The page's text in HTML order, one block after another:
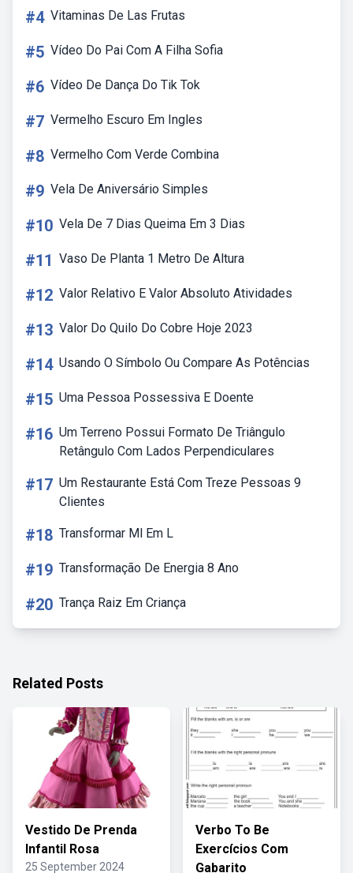
#4 Vitaminas De Las Frutas
#5 Vídeo Do Pai Com A Filha Sofia
#6 Vídeo De Dança Do Tik Tok
#7 Vermelho Escuro Em Ingles
#8 Vermelho Com Verde Combina
#9 Vela De Aniversário Simples
#10 Vela De 7 Dias Queima Em 3 Dias
#11 Vaso De Planta 1 Metro De Altura
#12 Valor Relativo E Valor Absoluto Atividades
#13 Valor Do Quilo Do Cobre Hoje 2023
#14 Usando O Símbolo Ou Compare As Potências
#15 Uma Pessoa Possessiva E Doente
#16 Um Terreno Possui Formato De Triângulo
Retângulo Com Lados Perpendiculares
#17 Um Restaurante Está Com Treze Pessoas 9
Clientes
#18 Transformar Ml Em L
#19 Transformação De Energia 8 Ano
#20 Trança Raiz Em Criança
Related Posts
Vestido De Prenda
Infantil Rosa
25 September 2024
Verbo To Be
Exercícios Com
Gabarito